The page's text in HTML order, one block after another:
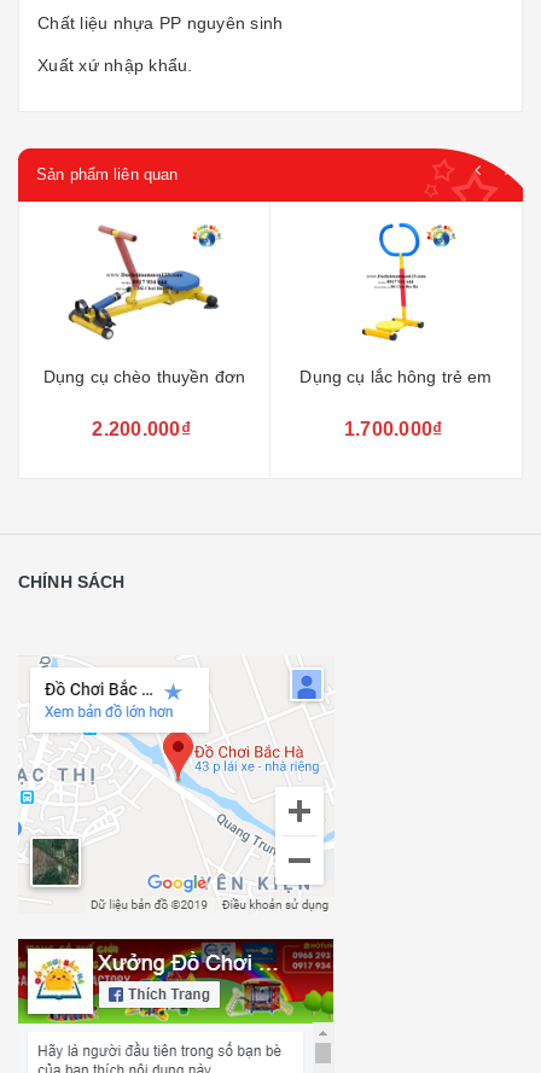
Chất liệu nhựa PP nguyên sinh
Xuất xứ nhập khẩu.
Sản phẩm liên quan
Dụng cụ chèo thuyền đơn
2.200.000₫
Dụng cụ lắc hông trẻ em
1.700.000₫
CHÍNH SÁCH